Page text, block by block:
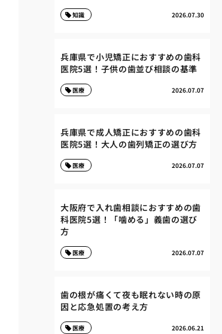
2026.07.30
知識
兵庫県で小児矯正におすすめの歯科
医院5選！子供の歯並び相談の基準
2026.07.07
医療
兵庫県で成人矯正におすすめの歯科
医院5選！大人の歯列矯正の選び方
2026.07.07
医療
大阪府で入れ歯相談におすすめの歯
科医院5選！「噛める」義歯の選び
方
2026.07.07
医療
歯の根が痛くて夜も眠れない時の原
因と応急処置の考え方
2026.06.21
医療